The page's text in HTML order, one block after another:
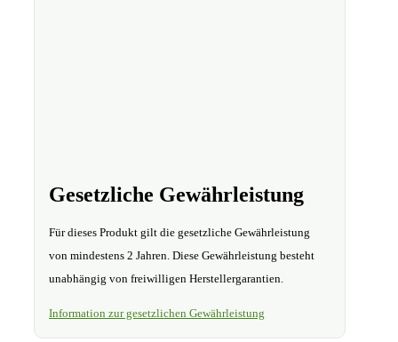
Gesetzliche Gewährleistung
Für dieses Produkt gilt die gesetzliche Gewährleistung
von mindestens 2 Jahren. Diese Gewährleistung besteht
unabhängig von freiwilligen Herstellergarantien.
Information zur gesetzlichen Gewährleistung